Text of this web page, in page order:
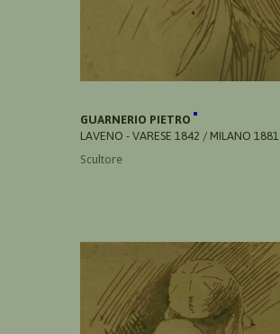
GUARNERIO PIETRO
LAVENO - VARESE 1842 / MILANO 1881
Scultore